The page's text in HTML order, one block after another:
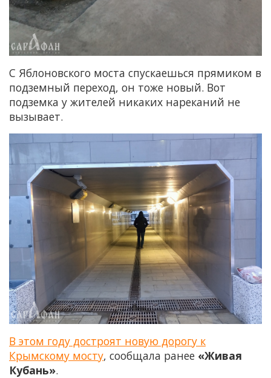
С Яблоновского моста спускаешься прямиком в
подземный переход, он тоже новый. Вот
подземка у жителей никаких нареканий не
вызывает.
В этом году достроят новую дорогу к
Крымскому мосту, сообщала ранее «Живая
Кубань».